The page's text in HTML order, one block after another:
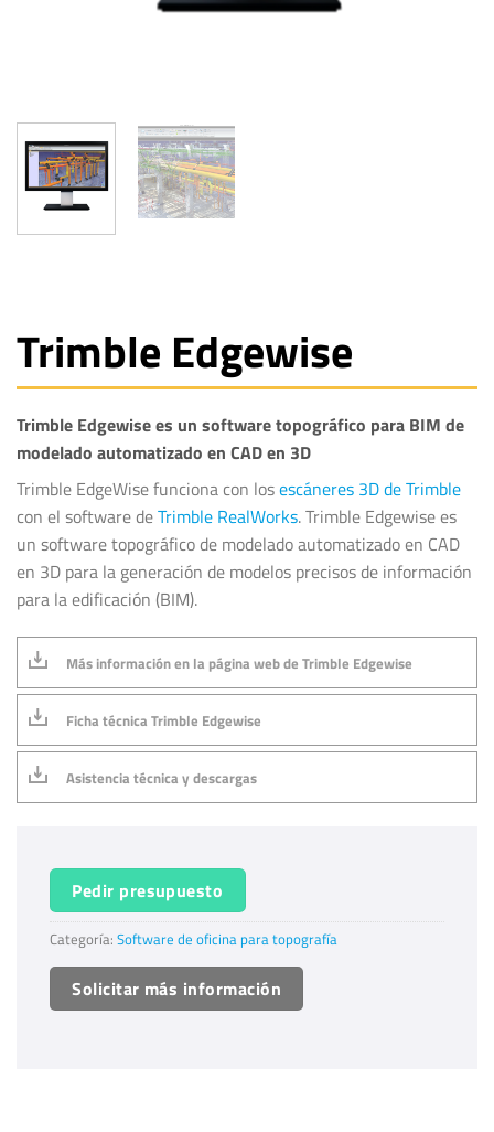
Trimble Edgewise
Trimble Edgewise es un software topográfico para BIM de
modelado automatizado en CAD en 3D
Trimble EdgeWise funciona con losescáneres 3D de Trimble
con el software deTrimble RealWorks. Trimble Edgewise es
un software topográfico de modelado automatizado en CAD
en 3D para la generación de modelos precisos de información
para la edificación (BIM).
Más información en la página web de Trimble Edgewise
Ficha técnica Trimble Edgewise
Asistencia técnica y descargas
Pedir presupuesto
Categoría: Software de oficina para topografía
Solicitar más información